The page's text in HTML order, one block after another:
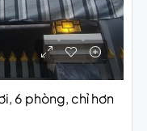
6 phòng, chỉ hơn